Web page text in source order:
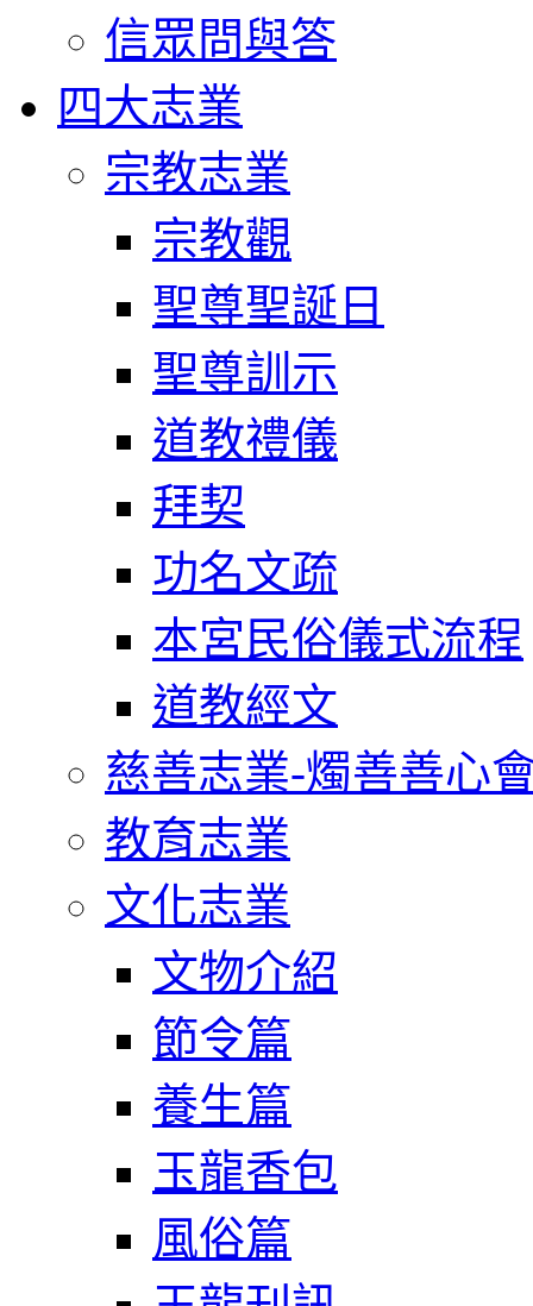
信眾問與答
四大志業
宗教志業
宗教觀
聖尊聖誕日
聖尊訓示
道教禮儀
拜契
功名文疏
本宮民俗儀式流程
道教經文
慈善志業-燭善善心
教育志業
文化志業
文物介紹
節令篇
養生篇
玉龍香包
風俗篇